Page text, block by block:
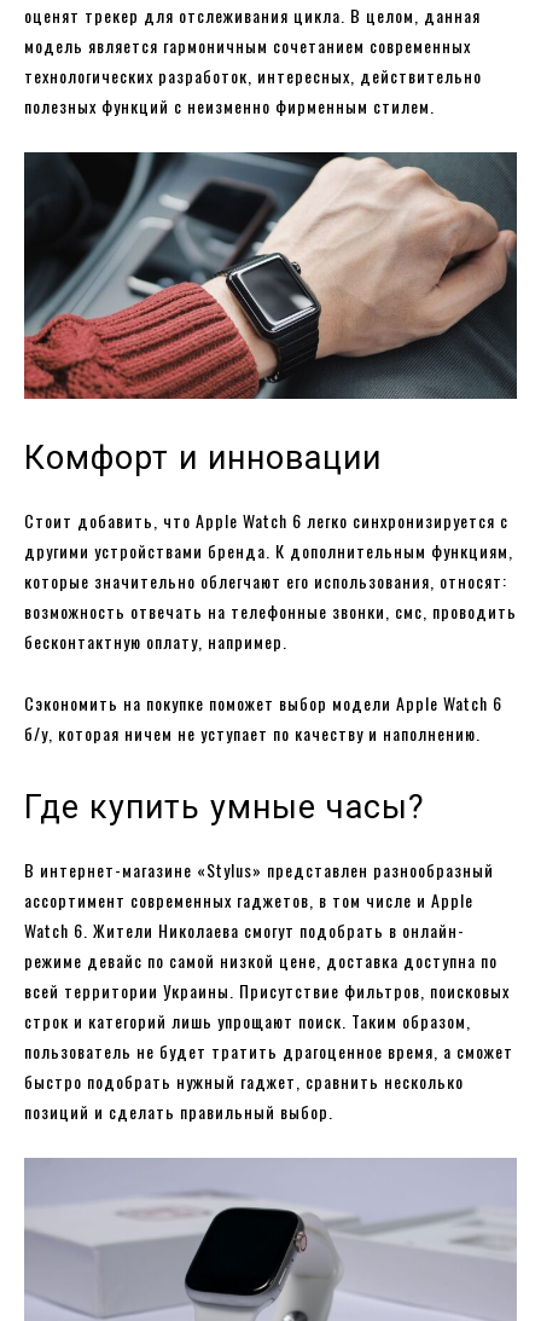
оценят трекер для отслеживания цикла. В целом, данная
модель является гармоничным сочетанием современных
технологических разработок, интересных, действительно
полезных функций с неизменно фирменным стилем.
Комфорт и инновации
Стоит добавить, что Apple Watch 6 легко синхронизируется с
другими устройствами бренда. К дополнительным функциям,
которые значительно облегчают его использования, относят:
возможность отвечать на телефонные звонки, смс, проводить
бесконтактную оплату, например.
Сэкономить на покупке поможет выбор модели Apple Watch 6
б/у, которая ничем не уступает по качеству и наполнению.
Где купить умные часы?
В интернет-магазине «Stylus» представлен разнообразный
ассортимент современных гаджетов, в том числе и Apple
Watch 6. Жители Николаева смогут подобрать в онлайн-
режиме девайс по самой низкой цене, доставка доступна по
всей территории Украины. Присутствие фильтров, поисковых
строк и категорий лишь упрощают поиск. Таким образом,
пользователь не будет тратить драгоценное время, а сможет
быстро подобрать нужный гаджет, сравнить несколько
позиций и сделать правильный выбор.